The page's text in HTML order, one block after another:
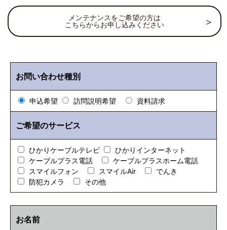
メンテナンスをご希望の方は
こちらからお申し込みください
お問い合わせ種別
申込希望 訪問説明希望 資料請求
ご希望のサービス
ひかりケーブルテレビ
ひかりインターネット
ケーブルプラス電話
ケーブルプラスホーム電話
スマイルフォン
スマイルAir
でんき
防犯カメラ
その他
お名前